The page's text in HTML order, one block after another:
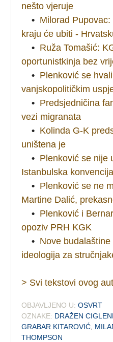
nešto vjeruje
• Milorad
kraju će ubiti -
• Ruža Tomašić:
oportunistkinja bez
• Plenković se
vanjskopolitičkim
• Predsjedničina
vezi migranata
• Kolinda G-K
uništena je
• Plenković se nije
Istanbulska konvencija
• Plenković se ne
Martine Dalić,
• Plenković i
opoziv PRH KGK
• Nove
ideologija za
> Svi tekstovi ovog
OBJAVLJENO U: OSVRT
OZNAKE: DRAŽEN
GRABAR KITAROVIĆ
THOMPSON